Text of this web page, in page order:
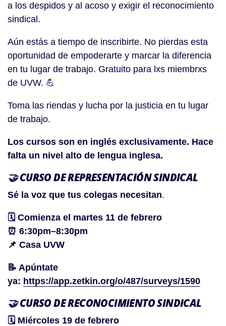
a los despidos y al acoso y exigir el reconocimiento
sindical.
Aún estás a tiempo de inscribirte. No pierdas esta
oportunidad de empoderarte y marcar la diferencia
en tu lugar de trabajo. Gratuito para lxs miembrxs
de UVW. 💪
Toma las riendas y lucha por la justicia en tu lugar
de trabajo.
Los cursos son en inglés exclusivamente. Hace
falta un nivel alto de lengua inglesa.
🤝CURSO DE REPRESENTACIÓN SINDICAL
Sé la voz que tus colegas necesitan.
🗓️ Comienza el martes 11 de febrero
⏰ 6:30pm–8:30pm
📌 Casa UVW
📝 Apúntate
ya: https://app.zetkin.org/o/487/surveys/1590
🤝 CURSO DE RECONOCIMIENTO SINDICAL
🗓️ Miércoles 19 de febrero